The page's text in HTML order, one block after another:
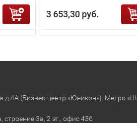
3 653,30 руб.
д.4А (Бизнес-центр «Юникон»). Метро
строение 3а, 2 эт., офис 436